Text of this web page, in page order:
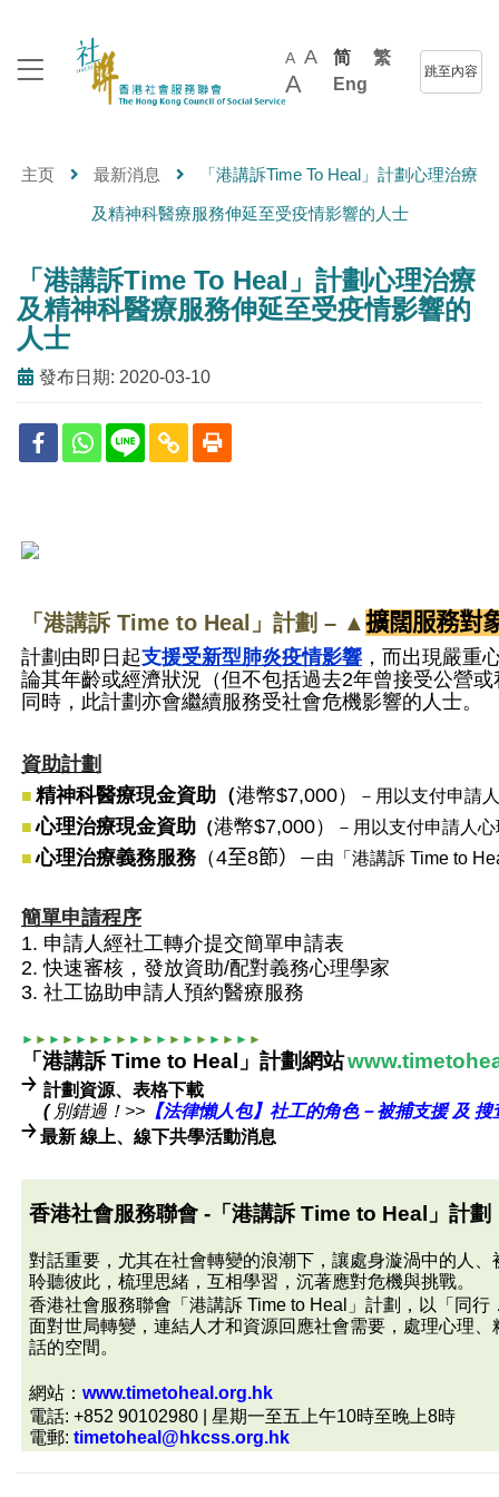
A A
A
简
繁
Eng
跳至內容
主页 最新消息 「港講訴Time To Heal」計劃心理治療
及精神科醫療服務伸延至受疫情影響的人士
「港講訴Time To Heal」計劃心理治療
及精神科醫療服務伸延至受疫情影響的
人士
發布日期: 2020-03-10
「港講訴 Time to Heal 」計劃 – ▲ 擴闊服務對
計劃由即日起支援受新型肺炎疫情影響 ，而出現嚴重
論其年齡或經濟狀況（但不包括過去2年曾接受公營
同時，此計劃亦會繼續服務受社會危機影響的人士。
資助計劃
■ 精神科醫療現金資助（港幣$7,000）
－用以支付申請
■ 心理治療現金資助 （港幣$7,000）
－用以支付申請人
■ 心理治療義務服務（4至8節） －由「港講訴 Time to
簡單申請程序
1. 申請人經社工轉介提交簡單申請表
2.快速審核，發放資助/配對義務心理學家
3. 社工協助申請人預約醫療服務
► ► ► ► ► ► ► ► ► ► ► ► ► ► ► ► ► ►
「港講訴 Time to Heal」計劃網站
￫ 計劃資源、表格下載
( 別錯過！>> 【法律懶人包】社工的角色－被捕支援 及 搜
￫最新 線上、線下共學活動消息
香港社會服務聯會 -「港講訴 Time to Heal」計劃
對話重要，尤其在社會轉變的浪潮下，讓處身漩渦中的人
聆聽彼此，梳理思緒，互相學習，沉著應對危機與挑戰。
香港社會服務聯會「港講訴 Time to Heal」計劃，以「同
面對世局轉變，連結人才和資源回應社會需要，處理心理
話的空間。
網站：www.timetoheal.org.hk
電話: +852 90102980 | 星期一至五上午10時至晚上8時
電郵:timetoheal@hkcss.org.hk